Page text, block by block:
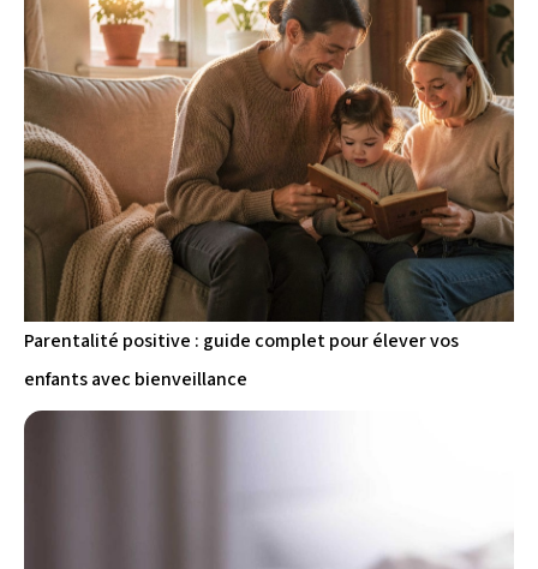
Parentalité positive : guide complet pour élever vos
enfants avec bienveillance